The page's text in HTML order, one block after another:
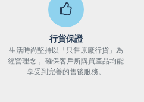
行貨保證
生活時尚堅持以「只售原廠行貨」為
經營理念， 確保客戶所購買產品均能
享受到完善的售後服務。